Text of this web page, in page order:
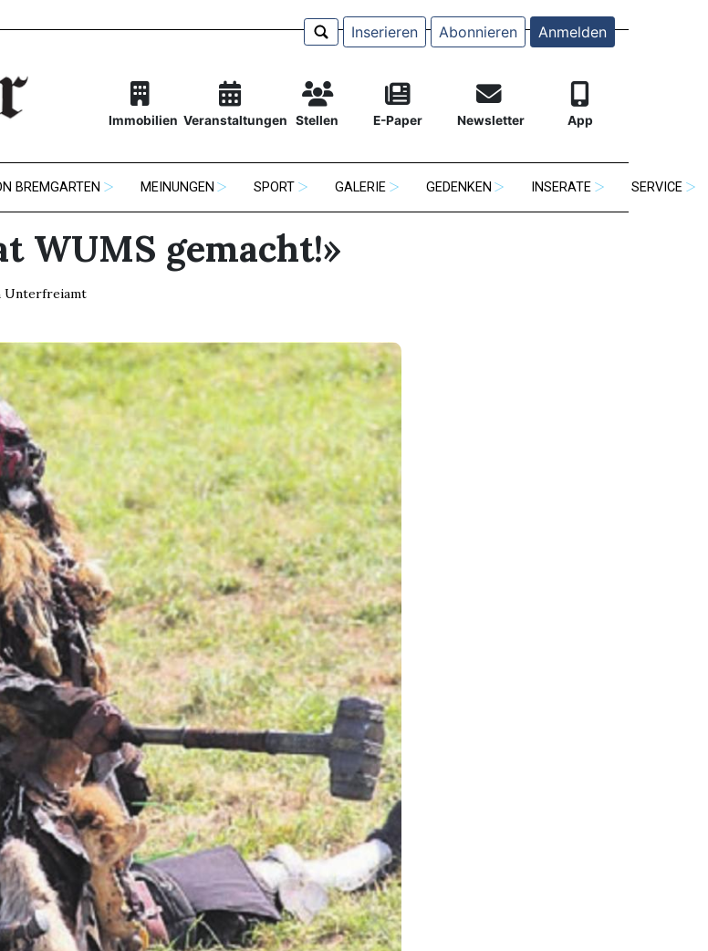
Inserieren Abonnieren Anmelden
Immobilien Veranstaltungen Stellen E-Paper Newsletter App
BREMGARTEN MEINUNGEN SPORT GALERIE GEDENKEN INSERATE SERVICE
WUMS gemacht!»
Unterfreiamt